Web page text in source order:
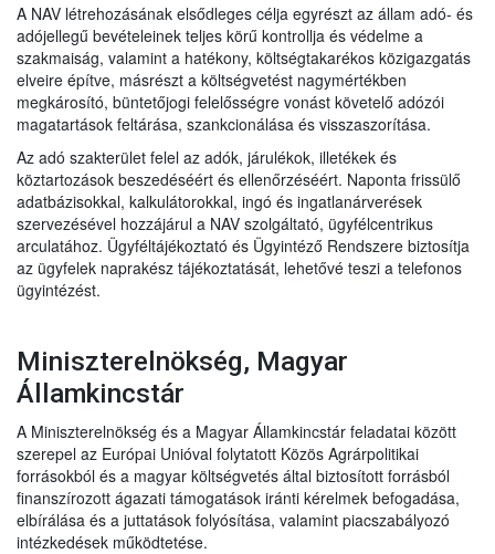
A NAV létrehozásának elsődleges célja egyrészt az állam adó- és
adójellegű bevételeinek teljes körű kontrollja és védelme a
szakmaiság, valamint a hatékony, költségtakarékos közigazgatás
elveire építve, másrészt a költségvetést nagymértékben
megkárosító, büntetőjogi felelősségre vonást követelő adózói
magatartások feltárása, szankcionálása és visszaszorítása.
Az adó szakterület felel az adók, járulékok, illetékek és
köztartozások beszedéséért és ellenőrzéséért. Naponta frissülő
adatbázisokkal, kalkulátorokkal, ingó és ingatlanárverések
szervezésével hozzájárul a NAV szolgáltató, ügyfélcentrikus
arculatához. Ügyféltájékoztató és Ügyintéző Rendszere biztosítja
az ügyfelek naprakész tájékoztatását, lehetővé teszi a telefonos
ügyintézést.
Miniszterelnökség, Magyar
Államkincstár
A Miniszterelnökség és a Magyar Államkincstár feladatai között
szerepel az Európai Unióval folytatott Közös Agrárpolitikai
forrásokból és a magyar költségvetés által biztosított forrásból
finanszírozott ágazati támogatások iránti kérelmek befogadása,
elbírálása és a juttatások folyósítása, valamint piacszabályozó
intézkedések működtetése.